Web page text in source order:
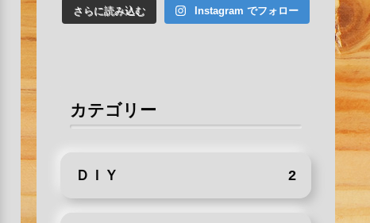
さらに読み込む Instagram でフォロー
カテゴリー
ＤＩＹ 2